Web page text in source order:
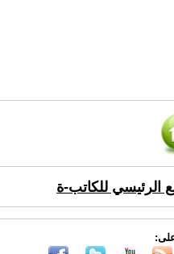
الرئيسي للكاتب-ة
على: